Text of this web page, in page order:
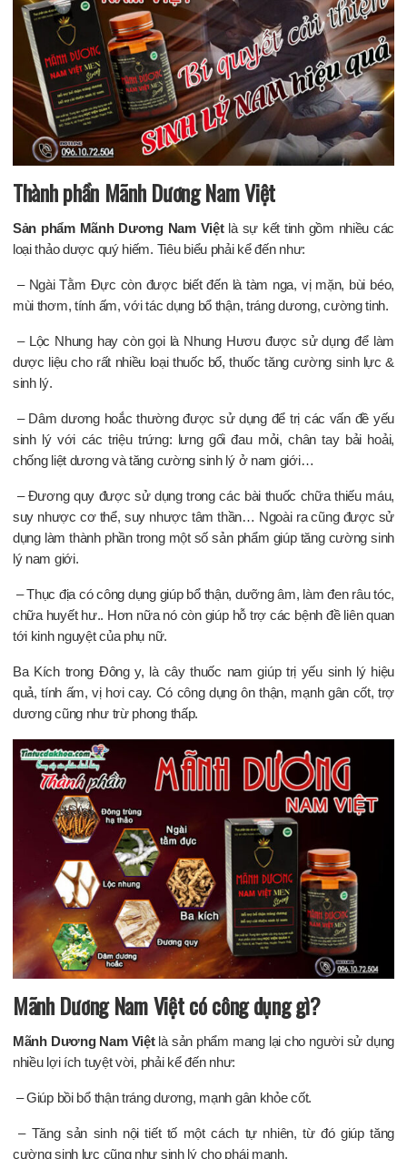
Thành phần Mãnh Dương Nam Việt
Sản phẩm Mãnh Dương Nam Việt là sự kết tinh gồm nhiều các
loại thảo dược quý hiếm. Tiêu biểu phải kể đến như:
– Ngài Tằm Đực còn được biết đến là tàm nga, vị mặn, bùi béo,
mùi thơm, tính ấm, với tác dụng bổ thận, tráng dương, cường tinh.
– Lộc Nhung hay còn gọi là Nhung Hươu được sử dụng để làm
dược liệu cho rất nhiều loại thuốc bổ, thuốc tăng cường sinh lực &
sinh lý.
– Dâm dương hoắc thường được sử dụng để trị các vấn đề yếu
sinh lý với các triệu trứng: lưng gối đau mỏi, chân tay bải hoải,
chống liệt dương và tăng cường sinh lý ở nam giới…
– Đương quy được sử dụng trong các bài thuốc chữa thiếu máu,
suy nhược cơ thể, suy nhược tâm thần… Ngoài ra cũng được sử
dụng làm thành phần trong một số sản phẩm giúp tăng cường sinh
lý nam giới.
– Thục địa có công dụng giúp bổ thận, dưỡng âm, làm đen râu tóc,
chữa huyết hư.. Hơn nữa nó còn giúp hỗ trợ các bệnh đề liên quan
tới kinh nguyệt của phụ nữ.
Ba Kích trong Đông y, là cây thuốc nam giúp trị yếu sinh lý hiệu
quả, tính ấm, vị hơi cay. Có công dụng ôn thận, mạnh gân cốt, trợ
dương cũng như trừ phong thấp.
Mãnh Dương Nam Việt có công dụng gì?
Mãnh Dương Nam Việtlà sản phẩm mang lại cho người sử dụng
nhiều lợi ích tuyệt vời, phải kể đến như:
– Giúp bồi bổ thận tráng dương, mạnh gân khỏe cốt.
– Tăng sản sinh nội tiết tố một cách tự nhiên, từ đó giúp tăng
cường sinh lực cũng như sinh lý cho phái mạnh.